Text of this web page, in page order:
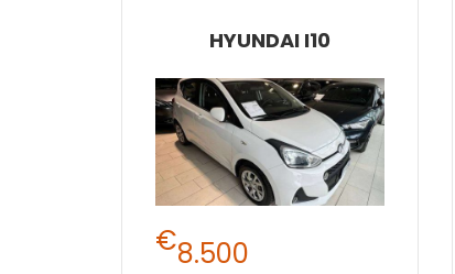
HYUNDAI I10
€8.500